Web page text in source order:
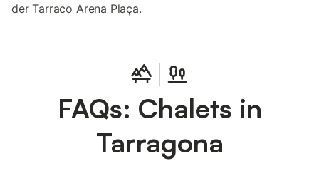
der Tarraco Arena Plaça.
FAQs: Chalets in
Tarragona